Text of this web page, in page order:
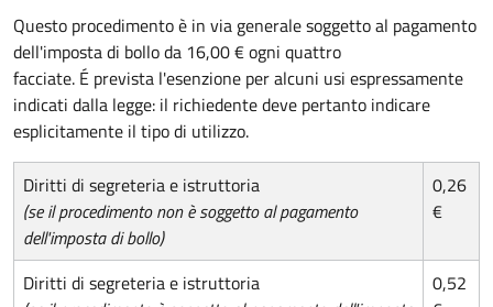
Questo procedimento è in via generale soggetto al pagamento
dell'imposta di bollo da 16,00 € ogni quattro
facciate. É prevista l'esenzione per alcuni usi espressamente
indicati dalla legge: il richiedente deve pertanto indicare
esplicitamente il tipo di utilizzo.
Diritti di segreteria e istruttoria
(se il procedimento non è soggetto al pagamento
dell'imposta di bollo)
0,26
€
Diritti di segreteria e istruttoria
0,52